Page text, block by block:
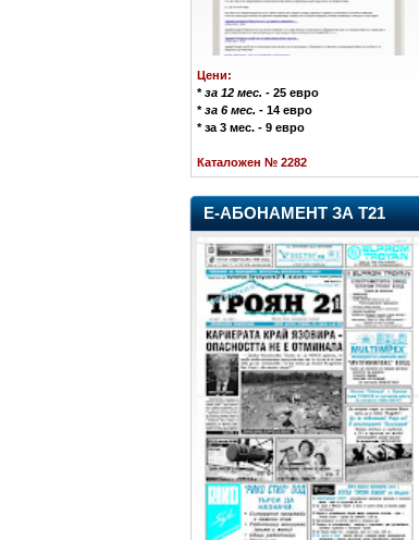
Цени:
*за 12 мес. - 25 евро
*за 6 мес. - 14 евро
* за 3 мес. - 9 евро
Каталожен № 2282
Е-АБОНАМЕНТ ЗА Т21